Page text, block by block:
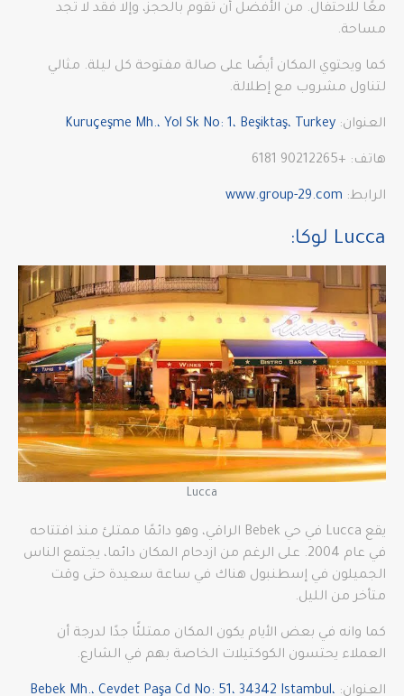
معًا للاحتفال. من الأفضل أن تقوم بالحجز، وإلا فقد لا تجد
مساحة.
كما ويحتوي المكان أيضًا على صالة مفتوحة كل ليلة. مثالي
لتناول مشروب مع إطلالة.
العنوان: Kuruçeşme Mh.، Yol Sk No: 1، Beşiktaş، Turkey
هاتف: +90212265 6181
الرابط: www.group-29.com
Lucca لوكا:
Lucca
يقع Lucca في حي Bebek الراقي، وهو دائمًا ممتلئ منذ افتتاحه
في عام 2004. على الرغم من ازدحام المكان دائما، يجتمع الناس
الجميلون في إسطنبول هناك في ساعة سعيدة حتى وقت
متأخر من الليل.
كما وانه في بعض الأيام يكون المكان ممتلئًا جدًا لدرجة أن
العملاء يحتسون الكوكتيلات الخاصة بهم في الشارع.
العنوان: Bebek Mh.، Cevdet Paşa Cd No: 51، 34342 Istambul،